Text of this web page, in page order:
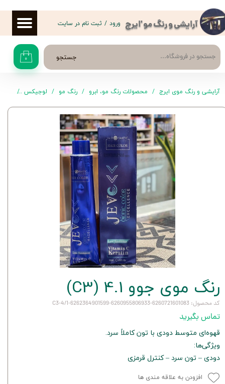
آرایشی و رنگ مو 'ایرج
جستجو ۰
ورود / ثبت نام در سایت
حساب کاربری من
تغییر گذر واژه
سفارشات
خروج از حساب کاربری
آرایشی و رنگ موی ایرج محصولات رنگ مو، ابرو رنگ مو لوجیکس
رنگ موی جوو 4.1 (C3)
کد محصول: 6260721601083-6260955806933-6262364901599-C3-4/1
تماس بگیرید
قهوه‌ای متوسط دودی با تون کاملاً سرد.
ویژگی‌ها:
دودی – تون سرد – کنترل قرمزی
افزودن به علاقه مندی ها